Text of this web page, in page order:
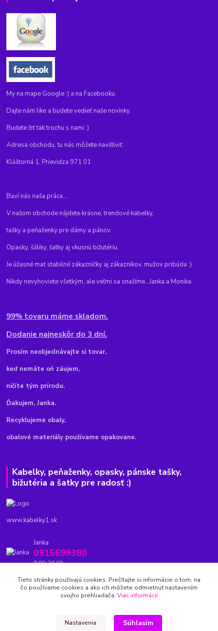
My na mape Google :) a na Facebooku.
Dajte nám like a budete vedieť naše novinky.
Budete žiť tak trochu s nami :)
Adresa obchodu, tu nás môžete navštíviť:
Kláštorná 1, Prievidza 971 01
Baví nás naša práca...
V našom obchode nájdete krásne, trendové kabelky,
tašky a peňaženky pre dámy a pánov.
Opasky, šáliky, šatky aj vkusnú bižutériu.
Je úžasné mať stabilné zákazníčky aj zákazníkov, mužov pribúda :)
Nikdy nevyhoviete všetkým, ale veľmi sa snažíme...Janka a Monika
99% tovaru máme skladom.
Dodanie najneskôr do 3 dní.
Prosím neobjednávajte si tovar,
keď nemáte oň záujem,
ničíte tým prírodu.
Ďakujem, Janka.
Recyklujeme obaly,
obalové materiály používame opakovane.
Kabelky, peňaženky, opasky, pánske tašky,
bižutéria a šatky pre radosť :)
www.kabelky1.sk
Janka
0915699380
8.00-20.00
kabelky1.sk@gmail.com
Tieto stránky používajú cookies. Prečítajte si informácie o tom, na
čo používame cookies a ako ich môžete odmietnuť nastavením
svojho prehliadača. Viac informácií
Nastavenia Súhlasím